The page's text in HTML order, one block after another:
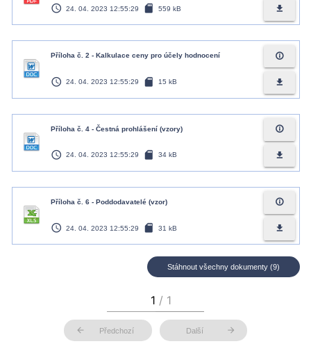
access_time 24. 04. 2023 12:55:29 sd_card 559 kB file_download
Příloha č. 2 - Kalkulace ceny pro účely hodnocení
access_time 24. 04. 2023 12:55:29 sd_card 15 kB
info_outline
file_download
Příloha č. 4 - Čestná prohlášení (vzory)
access_time 24. 04. 2023 12:55:29 sd_card 34 kB
info_outline
file_download
Příloha č. 6 - Poddodavatelé (vzor)
access_time 24. 04. 2023 12:55:29 sd_card 31 kB
info_outline
file_download
Stáhnout všechny dokumenty (9)
arrow_back Předchozí Další arrow_forward